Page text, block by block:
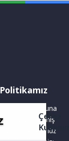
hazırlanır. Buna
yitirmiş
düşündüğünüz
Çerez